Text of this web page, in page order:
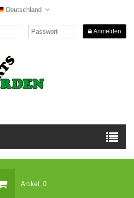
Deutschland
Anmelden
Artikel: 0